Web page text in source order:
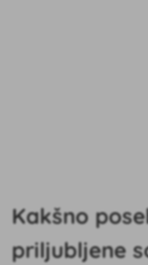
Kakšno
priljubljene